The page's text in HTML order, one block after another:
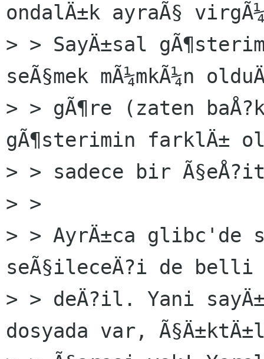
ondalÄ±k ayraÃ§
> > SayÄ±sal
seÃ§mek mÃ¼mkÃ¼n
> > gÃ¶re (zaten
gÃ¶sterimin farklÄ±
> > sadece bir
> >
> > AyrÄ±ca glibc'de
seÃ§ileceÄ?i de belli
> > deÄ?il. Yani
dosyada var,